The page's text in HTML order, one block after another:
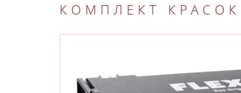
КОМПЛЕКТ КРАСОК